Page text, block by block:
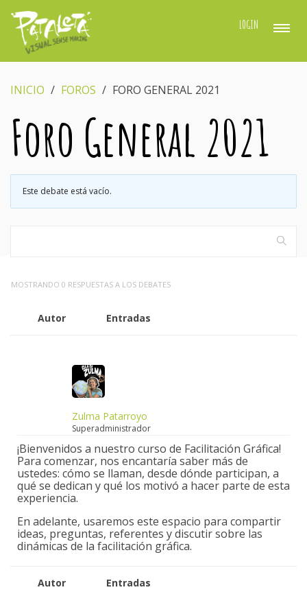
LOGIN
INICIO FOROS FORO GENERAL 2021
Foro General 2021
Este debate está vacío.
MOSTRANDO 0 RESPUESTAS A LOS DEBATES
Autor Entradas
Zulma Patarroyo
Superadministrador
¡Bienvenidos a nuestro curso de Facilitación Gráfica!
Para comenzar, nos encantaría saber más de
ustedes: cómo se llaman, desde dónde participan, a
qué se dedican y qué los motivó a hacer parte de esta
experiencia.
En adelante, usaremos este espacio para compartir
ideas, preguntas, referentes y discutir sobre las
dinámicas de la facilitación gráfica.
Autor Entradas